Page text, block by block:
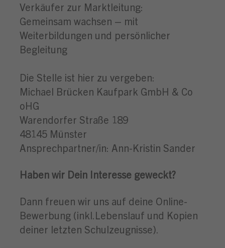
Verkäufer zur Marktleitung:
Gemeinsam wachsen – mit
Weiterbildungen und persönlicher
Begleitung
Die Stelle ist hier zu vergeben:
Michael Brücken Kaufpark GmbH & Co
oHG
Warendorfer Straße 189
48145 Münster
Ansprechpartner/in: Ann-Kristin Sander
Haben wir Dein Interesse geweckt?
Dann freuen wir uns auf deine Online-
Bewerbung (inkl.Lebenslauf und Kopien
deiner letzten Schulzeugnisse).